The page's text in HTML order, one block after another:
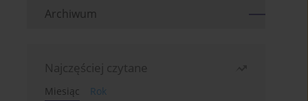
Archiwum
Najczęściej czytane
Miesiąc
Rok